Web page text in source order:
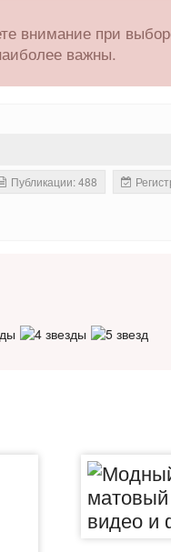
внимание при
важны.
Публикации: 488